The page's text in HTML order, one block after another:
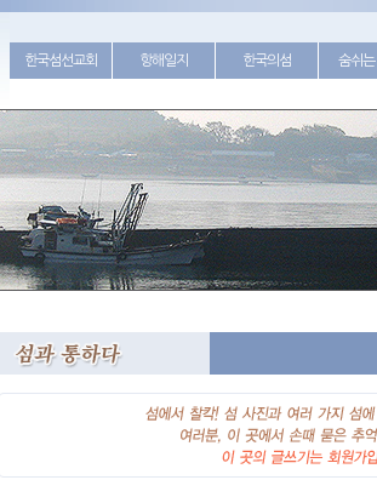
한국섬선교회 항해일지 한국의섬 숨쉬는